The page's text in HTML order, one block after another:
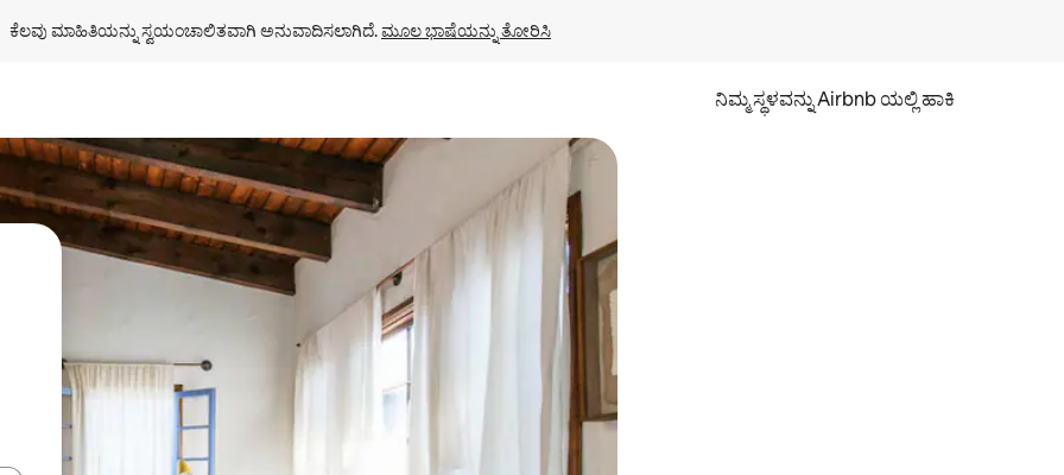
ಕೆಲವು ಮಾಹಿತಿಯನ್ನು ಸ್ವಯಂಚಾಲಿತವಾಗಿ ಅನುವಾದಿಸಲಾಗಿದೆ. ಮೂಲ ಭಾಷೆಯನ್ನು ತೋರಿಸಿ
ನಿಮ್ಮ ಸ್ಥಳವನ್ನು Airbnb ಯಲ್ಲಿ ಹಾಕಿ